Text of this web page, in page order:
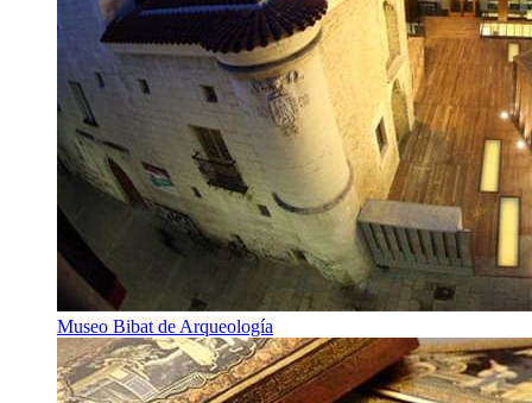
Museo Bibat de Arqueología